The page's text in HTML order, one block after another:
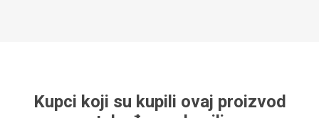
Kupci koji su kupili ovaj proizvod